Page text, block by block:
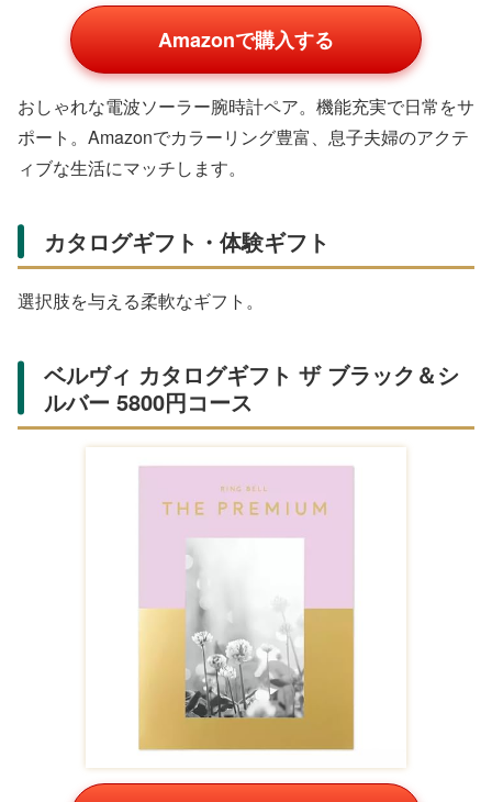
Amazonで購入する
おしゃれな電波ソーラー腕時計ペア。機能充実で日常をサ
ポート。Amazonでカラーリング豊富、息子夫婦のアクテ
ィブな生活にマッチします。
カタログギフト・体験ギフト
選択肢を与える柔軟なギフト。
ベルヴィ カタログギフト ザ ブラック＆シ
ルバー 5800円コース